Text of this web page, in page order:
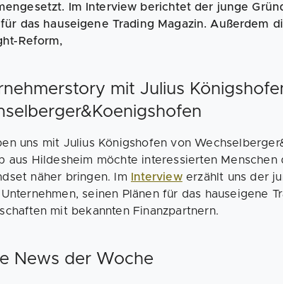
Im Interview berichtet der junge
für das hauseigene Trading Magazin. Außerdem
Reform,
mit Julius
uns mit Julius Königshofen von
aus Hildesheim möchte interessierten Menschen
näher bringen. Im
Interviewerzählt uns der
seinen Plänen für das hauseigene
mit bekannten Finanzpartnern.
News der Woche